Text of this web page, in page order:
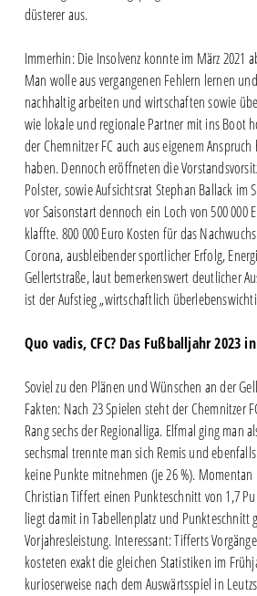
düsterer aus.
Immerhin: Die Insolvenz konnte im März 2021
Man wolle aus vergangenen Fehlern lernen
nachhaltig arbeiten und wirtschaften sowie
wie lokale und regionale Partner mit ins Boot
der Chemnitzer FC auch aus eigenem
haben. Dennoch eröffneten die
Polster, sowie Aufsichtsrat Stephan Ballack im
vor Saisonstart dennoch ein Loch von 500 000
klaffte. 800 000 Euro Kosten für das
Corona, ausbleibender sportlicher Erfolg,
Gellertstraße, laut bemerkenswert deutlicher
ist der Aufstieg „wirtschaftlich
Quo vadis, CFC? Das Fußballjahr 2023
Soviel zu den Plänen und Wünschen an der
Fakten: Nach 23 Spielen steht der Chemnitzer
Rang sechs der Regionalliga. Elfmal ging man
sechsmal trennte man sich Remis und
keine Punkte mitnehmen (je 26 %). Momentan
Christian Tiffert einen Punkteschnitt von 1,7
liegt damit in Tabellenplatz und Punkteschnitt
Vorjahresleistung. Interessant: Tifferts
kosteten exakt die gleichen Statistiken im
kurioserweise nach dem Auswärtsspiel in